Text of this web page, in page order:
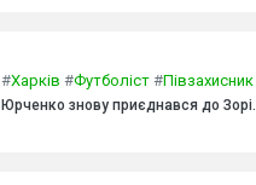
#Харків #Футболіст #Півзахисник
Юрченко знову приєднався до Зорі.